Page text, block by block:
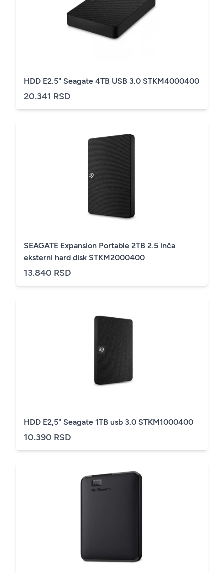
HDD E2.5" Seagate 4TB USB 3.0 STKM4000400
20.341 RSD
SEAGATE Expansion Portable 2TB 2.5 inča
eksterni hard disk STKM2000400
13.840 RSD
HDD E2,5" Seagate 1TB usb 3.0 STKM1000400
10.390 RSD